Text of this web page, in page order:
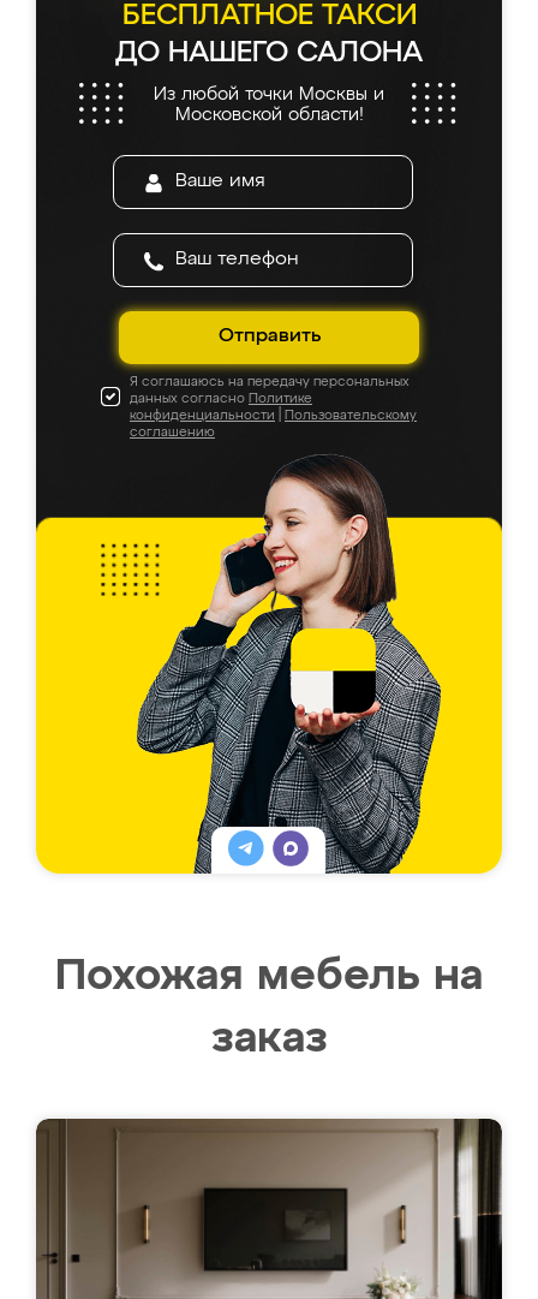
БЕСПЛАТНОЕ ТАКСИ
ДО НАШЕГО САЛОНА
Из любой точки Москвы и
Московской области!
Отправить
Я соглашаюсь на передачу персональных
данных согласно Политике
конфиденциальности
Пользовательскому
соглашению
Похожая мебель на
заказ